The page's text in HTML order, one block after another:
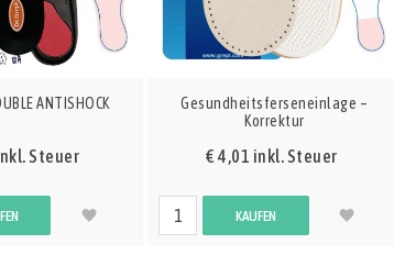
ANTISHOCK
Steuer
Gesundheitsferseneinlage –
Korrektur
€ 4,01 inkl. Steuer
KAUFEN